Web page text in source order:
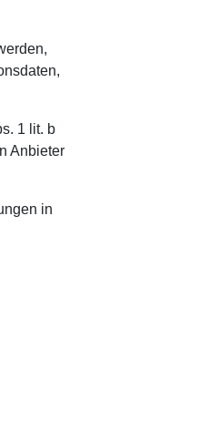
1 lit. b
Anbieter
in